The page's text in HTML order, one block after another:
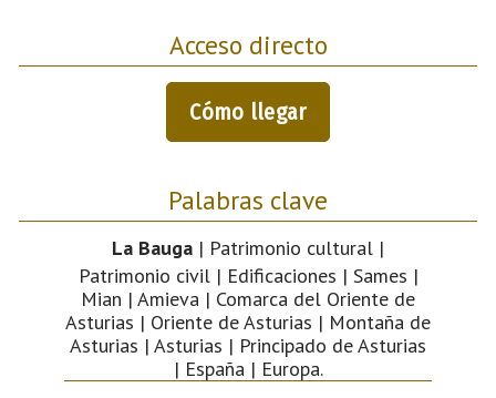
Acceso directo
Cómo llegar
Palabras clave
La Bauga | Patrimonio cultural |
Patrimonio civil | Edificaciones | Sames |
Mian | Amieva | Comarca del Oriente de
Asturias | Oriente de Asturias | Montaña de
Asturias | Asturias | Principado de Asturias
| España | Europa.